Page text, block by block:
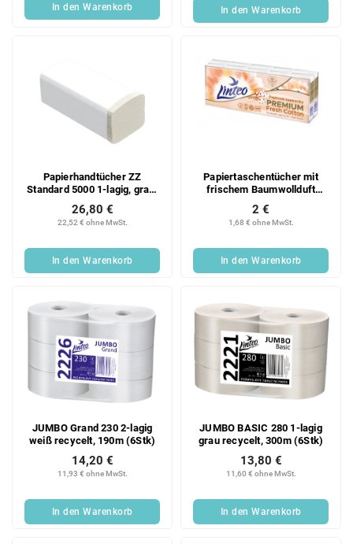
In den Warenkorb In den Warenkorb
Papierhandtücher ZZ
Standard 5000 1-lagig, grau,
Recycling, 20x250 Blatt
Karton
22,52 € ohne MwSt.
26,80 €
In den Warenkorb
Papiertaschentücher mit
frischem Baumwollduft
10x10 Stück 4-lagig
1,68 € ohne MwSt.
2 €
In den Warenkorb
JUMBO Grand 230 2-lagig
weiß recycelt, 190m (6Stk)
11,93 € ohne MwSt.
14,20 €
In den Warenkorb
JUMBO BASIC 280 1-lagig
grau recycelt, 300m (6Stk)
11,60 € ohne MwSt.
13,80 €
In den Warenkorb